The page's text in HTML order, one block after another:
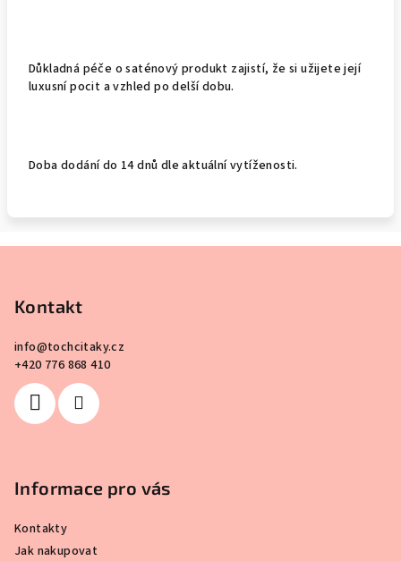
Důkladná péče o saténový produkt zajistí, že si užijete její
luxusní pocit a vzhled po delší dobu.
Doba dodání do 14 dnů dle aktuální vytíženosti.
Kontakt
info@tochcitaky.cz
+420 776 868 410
Informace pro vás
Kontakty
Jak nakupovat